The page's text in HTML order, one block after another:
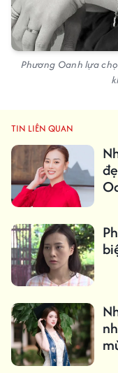
Phương Oanh lựa
TIN LIÊN QUAN